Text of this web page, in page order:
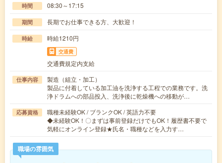
時間 08:30～17:15
期間 長期でお仕事できる方、大歓迎！
時給 時給1210円
交通費
交通費規定内支給
仕事内容
製造（組立・加工）
製品に付着している加工油を洗浄する工程での業務です。洗
浄ドラムへの部品投入、洗浄後に乾燥機への移動が…
応募資格
職種未経験OK / ブランクOK / 英語力不要
◆未経験OK！〇まずは事前登録だけでもOK！履歴書不要で
気軽にオンライン登録★氏名・職種などを入力す…
職場の雰囲気